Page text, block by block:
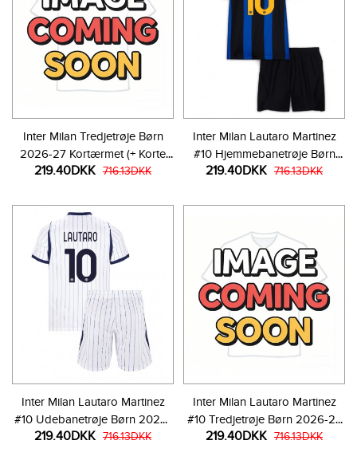
Inter Milan Tredjetrøje Børn
2026-27 Kortærmet (+ Korte
bukser)
219.40DKK 716.13DKK
Inter Milan Lautaro Martinez
#10 Hjemmebanetrøje Børn
2026-27 Kortærmet (+ Korte
219.40DKK 716.13DKK
Inter Milan Lautaro Martinez
#10 Udebanetrøje Børn 2026-
27 Kortærmet (+ Korte bukser)
219.40DKK 716.13DKK
Inter Milan Lautaro Martinez
#10 Tredjetrøje Børn 2026-27
Kortærmet (+ Korte bukser)
219.40DKK 716.13DKK